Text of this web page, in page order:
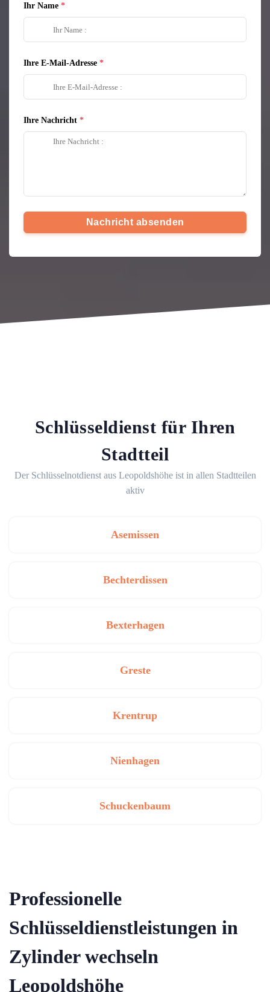
Ihr Name
Ihre E-Mail-Adresse
Ihre Nachricht
Nachricht absenden
Schlüsseldienst für Ihren
Stadtteil
Der Schlüsselnotdienst aus Leopoldshöhe ist in allen Stadtteilen
aktiv
Asemissen
Bechterdissen
Bexterhagen
Greste
Krentrup
Nienhagen
Schuckenbaum
Professionelle
Schlüsseldienstleistungen in
Zylinder wechseln
Leopoldshöhe